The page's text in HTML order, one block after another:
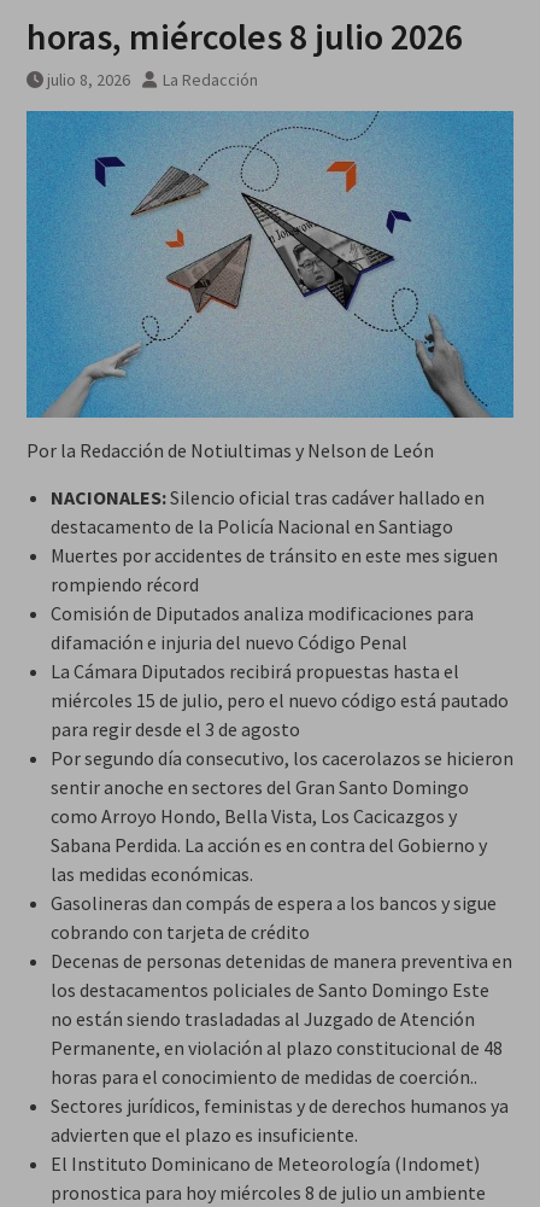
horas, miércoles 8 julio 2026
julio 8, 2026 La Redacción
Por la Redacción de Notiultimas y Nelson de León
NACIONALES:Silencio oficial tras cadáver hallado en
destacamento de la Policía Nacional en Santiago
Muertes por accidentes de tránsito en este mes siguen
rompiendo récord
Comisión de Diputados analiza modificaciones para
difamación e injuria del nuevo Código Penal
La Cámara Diputados recibirá propuestas hasta el
miércoles 15 de julio, pero el nuevo código está pautado
para regir desde el 3 de agosto
Por segundo día consecutivo, los cacerolazos se hicieron
sentir anoche en sectores del Gran Santo Domingo
como Arroyo Hondo, Bella Vista, Los Cacicazgos y
Sabana Perdida. La acción es en contra del Gobierno y
las medidas económicas.
Gasolineras dan compás de espera a los bancos y sigue
cobrando con tarjeta de crédito
Decenas de personas detenidas de manera preventiva en
los destacamentos policiales de Santo Domingo Este
no están siendo trasladadas al Juzgado de Atención
Permanente, en violación al plazo constitucional de 48
horas para el conocimiento de medidas de coerción..
Sectores jurídicos, feministas y de derechos humanos ya
advierten que el plazo es insuficiente.
El Instituto Dominicano de Meteorología (Indomet)
pronostica para hoy miércoles 8 de julio un ambiente